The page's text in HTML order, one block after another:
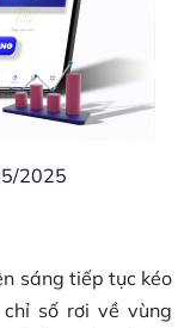
2025
sáng tiếp tục kéo
số rơi về vùng